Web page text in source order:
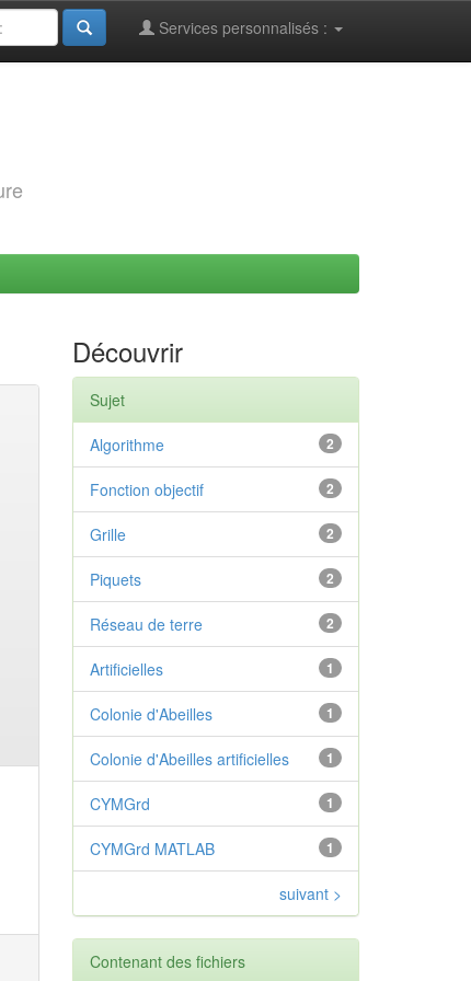
Services personnalisés :
Découvrir
Sujet
2
Algorithme
2
Fonction objectif
2
Grille
2
Piquets
2
Réseau de terre
1
Artificielles
1
Colonie d'Abeilles
1
Colonie d'Abeilles artificielles
1
CYMGrd
1
CYMGrd MATLAB
suivant >
Contenant des fichiers